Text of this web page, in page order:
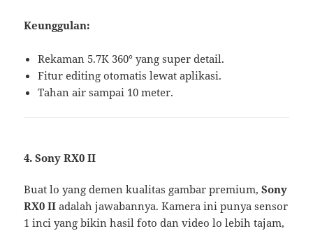
Keunggulan:
Rekaman 5.7K 360° yang super detail.
Fitur editing otomatis lewat aplikasi.
Tahan air sampai 10 meter.
4.Sony RX0 II
Buat lo yang demen kualitas gambar premium,Sony
RX0 II adalah jawabannya. Kamera ini punya sensor
1 inci yang bikin hasil foto dan video lo lebih tajam,